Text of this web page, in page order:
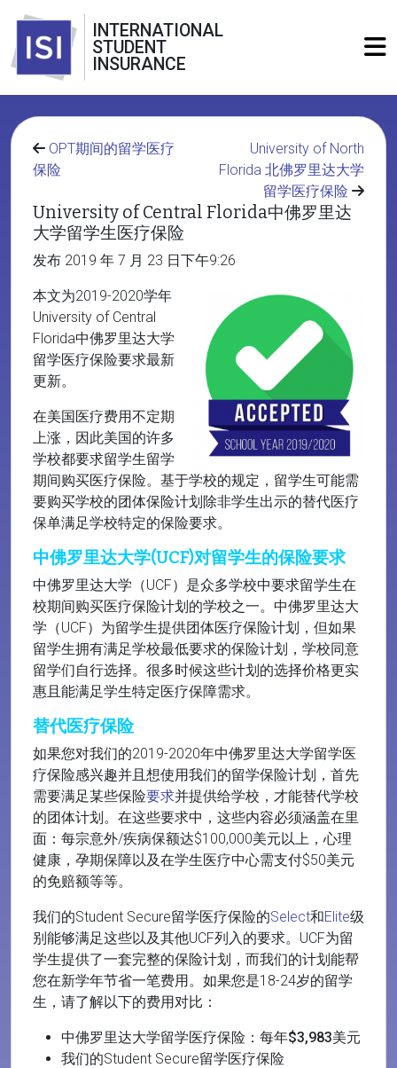
INTERNATIONAL
STUDENT
INSURANCE
OPT期间的留学医疗
保险
University of North
Florida 北佛罗里达大学
留学医疗保险
University of Central Florida中佛罗里达
大学留学生医疗保险
发布 2019 年 7 月 23 日下午9:26
本文为2019-2020学年
University of Central
Florida中佛罗里达大学
留学医疗保险要求最新
更新。
在美国医疗费用不定期
上涨，因此美国的许多
学校都要求留学生留学
期间购买医疗保险。基于学校的规定，留学生可能需
要购买学校的团体保险计划除非学生出示的替代医疗
保单满足学校特定的保险要求。
中佛罗里达大学(UCF)对留学生的保险要求
中佛罗里达大学（UCF）是众多学校中要求留学生在
校期间购买医疗保险计划的学校之一。中佛罗里达大
学（UCF）为留学生提供团体医疗保险计划，但如果
留学生拥有满足学校最低要求的保险计划，学校同意
留学们自行选择。很多时候这些计划的选择价格更实
惠且能满足学生特定医疗保障需求。
替代医疗保险
如果您对我们的2019-2020年中佛罗里达大学留学医
疗保险感兴趣并且想使用我们的留学保险计划，首先
需要满足某些保险要求并提供给学校，才能替代学校
的团体计划。在这些要求中，这些内容必须涵盖在里
面：每宗意外/疾病保额达$100,000美元以上，心理
健康，孕期保障以及在学生医疗中心需支付$50美元
的免赔额等等。
我们的Student Secure留学医疗保险的Select和Elite级
别能够满足这些以及其他UCF列入的要求。UCF为留
学生提供了一套完整的保险计划，而我们的计划能帮
您在新学年节省一笔费用。如果您是18-24岁的留学
生，请了解以下的费用对比：
中佛罗里达大学留学医疗保险： 每年$3,983美元
我们的Student Secure留学医疗保险